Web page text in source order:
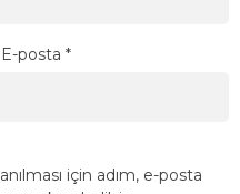
E-posta*
için adım, e-posta